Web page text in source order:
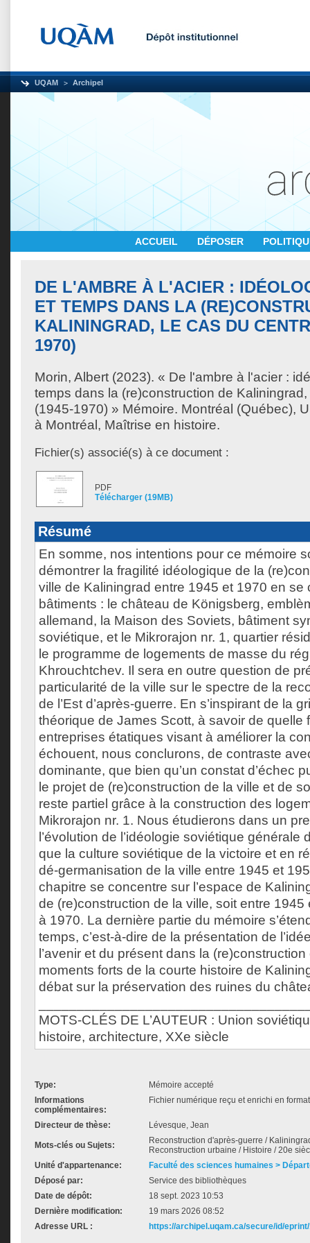
UQAM Archipel
ACCUEIL DÉPOSER
DE L'AMBRE À L'ACIER :
ET TEMPS DANS LA
KALININGRAD, LE CAS DU
1970)
Morin, Albert (2023). « De l'ambre à l'acier :
temps dans la (re)construction de
(1945-1970) » Mémoire. Montréal (Québec),
à Montréal, Maîtrise en histoire.
Fichier(s) associé(s) à ce document :
PDF
Télécharger (19MB)
Résumé
En somme, nos intentions pour ce mémoire
démontrer la fragilité idéologique de la
ville de Kaliningrad entre 1945 et 1970 en se
bâtiments : le château de Königsberg,
allemand, la Maison des Soviets, bâtiment
soviétique, et le Mikrorajon nr. 1, quartier
le programme de logements de masse du
Khrouchtchev. Il sera en outre question de
particularité de la ville sur le spectre de la
de l’Est d’après-guerre. En s’inspirant de la
théorique de James Scott, à savoir de quelle
entreprises étatiques visant à améliorer la
échouent, nous conclurons, de contraste
dominante, que bien qu’un constat d’échec
le projet de (re)construction de la ville et de
reste partiel grâce à la construction des
Mikrorajon nr. 1. Nous étudierons dans un
l’évolution de l’idéologie soviétique générale
que la culture soviétique de la victoire et en
dé-germanisation de la ville entre 1945 et
chapitre se concentre sur l’espace de
de (re)construction de la ville, soit entre
à 1970. La dernière partie du mémoire
temps, c’est-à-dire de la présentation de
l’avenir et du présent dans la
moments forts de la courte histoire de
débat sur la préservation des ruines du
MOTS-CLÉS DE L’AUTEUR : Union
histoire, architecture, XXe siècle
Type:
Mémoire accepté
Informations
complémentaires:
Fichier numérique reçu et enrichi en
Directeur de thèse: Lévesque, Jean
Mots-clés ou Sujets:
Reconstruction d'après-guerre /
Reconstruction urbaine / Histoire / 20e
Unité d'appartenance:
Faculté des sciences humaines >
Déposé par:
Service des bibliothèques
Date de dépôt:
18 sept. 2023 10:53
Dernière modification:
19 mars 2026 08:52
Adresse URL :
https://archipel.uqam.ca/secure/id/